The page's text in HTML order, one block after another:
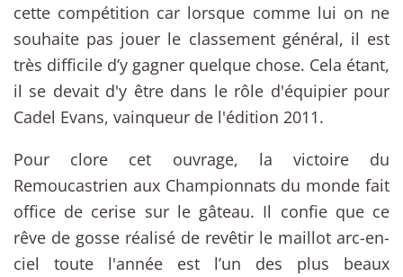
cette compétition car lorsque comme lui on ne
souhaite pas jouer le classement général, il est
très difficile d’y gagner quelque chose. Cela étant,
il se devait d'y être dans le rôle d'équipier pour
Cadel Evans, vainqueur de l'édition 2011.
Pour clore cet ouvrage, la victoire du
Remoucastrien aux Championnats du monde fait
office de cerise sur le gâteau. Il confie que ce
rêve de gosse réalisé de revêtir le maillot arc-en-
ciel toute l'année est l’un des plus beaux